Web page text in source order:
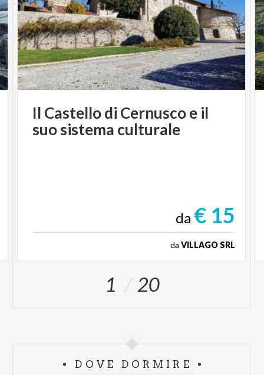
Il Castellodi Cernuscoe il
suosistema culturale
da € 15
da VILLAGO SRL
1 20
DOVE DORMIRE